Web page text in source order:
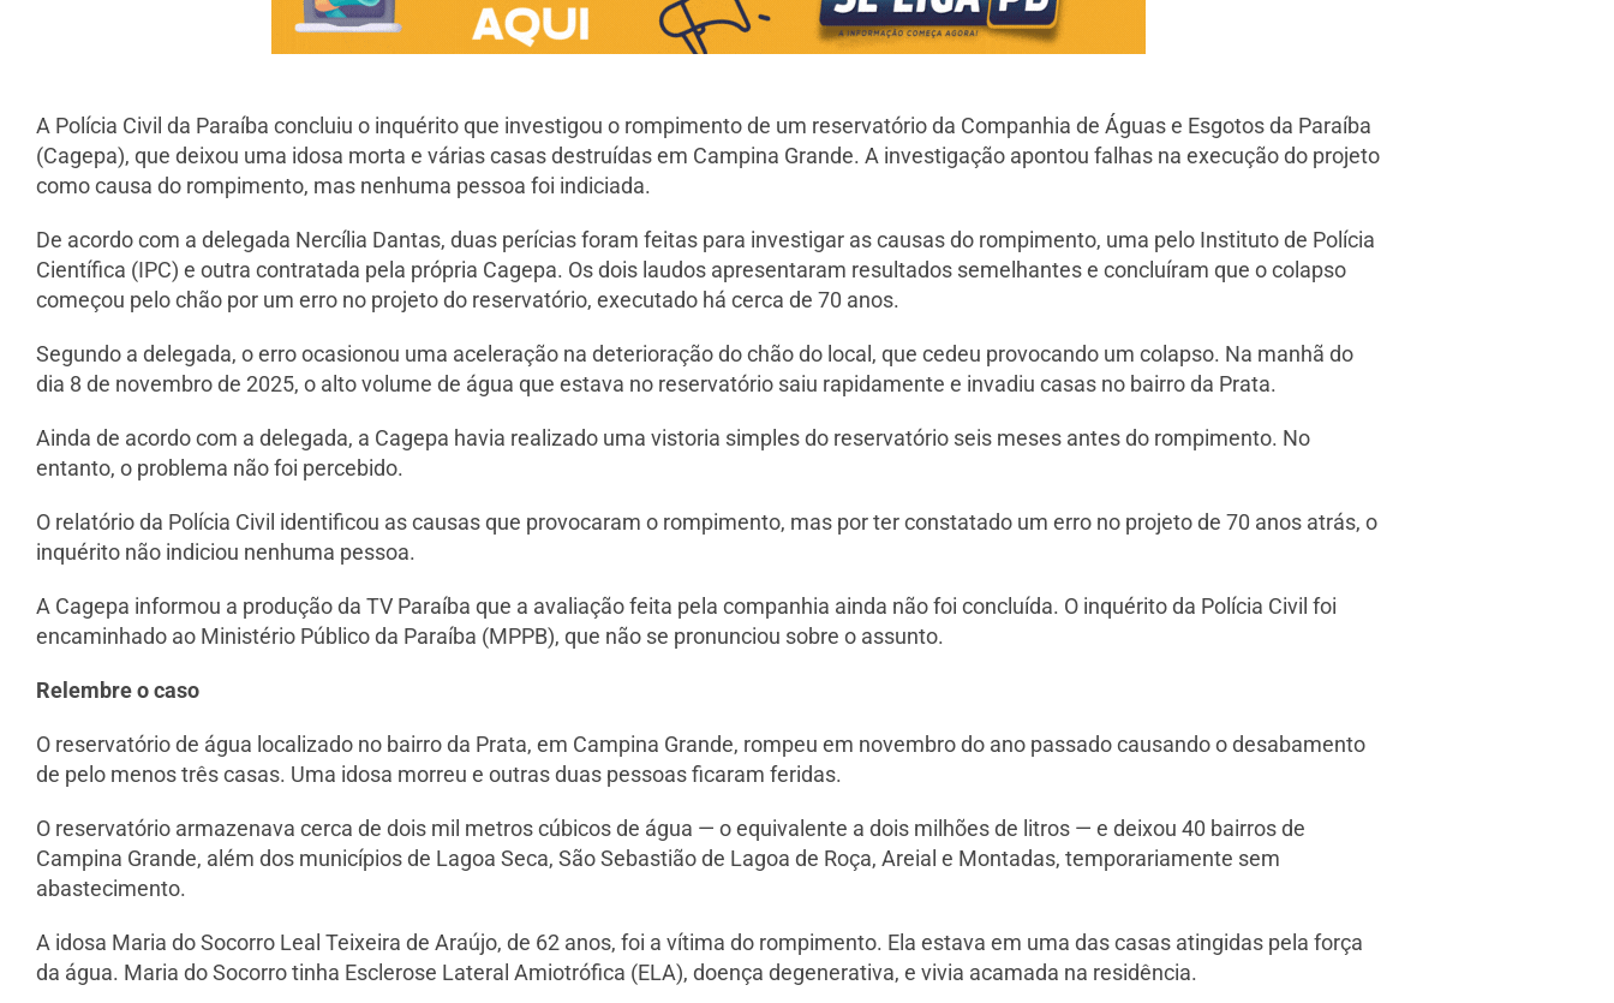
A Polícia Civil da Paraíba concluiu o inquérito que investigou o rompimento de um reservatório da Companhia de Águas e Esgotos da Paraíba
(Cagepa), que deixou uma idosa morta e várias casas destruídas em Campina Grande. A investigação apontou falhas na execução do projeto
como causa do rompimento, mas nenhuma pessoa foi indiciada.
De acordo com a delegada Nercília Dantas, duas perícias foram feitas para investigar as causas do rompimento, uma pelo Instituto de Polícia
Científica (IPC) e outra contratada pela própria Cagepa. Os dois laudos apresentaram resultados semelhantes e concluíram que o colapso
começou pelo chão por um erro no projeto do reservatório, executado há cerca de 70 anos.
Segundo a delegada, o erro ocasionou uma aceleração na deterioração do chão do local, que cedeu provocando um colapso. Na manhã do
dia 8 de novembro de 2025, o alto volume de água que estava no reservatório saiu rapidamente e invadiu casas no bairro da Prata.
Ainda de acordo com a delegada, a Cagepa havia realizado uma vistoria simples do reservatório seis meses antes do rompimento. No
entanto, o problema não foi percebido.
O relatório da Polícia Civil identificou as causas que provocaram o rompimento, mas por ter constatado um erro no projeto de 70 anos atrás, o
inquérito não indiciou nenhuma pessoa.
A Cagepa informou a produção da TV Paraíba que a avaliação feita pela companhia ainda não foi concluída. O inquérito da Polícia Civil foi
encaminhado ao Ministério Público da Paraíba (MPPB), que não se pronunciou sobre o assunto.
Relembre o caso
O reservatório de água localizado no bairro da Prata, em Campina Grande, rompeu em novembro do ano passado causando o desabamento
de pelo menos três casas. Uma idosa morreu e outras duas pessoas ficaram feridas.
O reservatório armazenava cerca de dois mil metros cúbicos de água — o equivalente a dois milhões de litros — e deixou 40 bairros de
Campina Grande, além dos municípios de Lagoa Seca, São Sebastião de Lagoa de Roça, Areial e Montadas, temporariamente sem
abastecimento.
A idosa Maria do Socorro Leal Teixeira de Araújo, de 62 anos, foi a vítima do rompimento. Ela estava em uma das casas atingidas pela força
da água. Maria do Socorro tinha Esclerose Lateral Amiotrófica (ELA), doença degenerativa, e vivia acamada na residência.